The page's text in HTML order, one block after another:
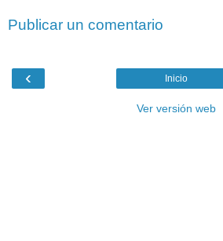
Publicar un comentario
‹ Inicio
Ver versión web